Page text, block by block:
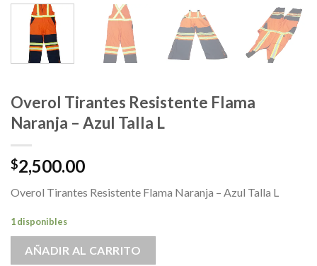
Overol Tirantes Resistente Flama
Naranja – Azul Talla L
$2,500.00
Overol Tirantes Resistente Flama Naranja – Azul Talla L
1 disponibles
AÑADIR AL CARRITO